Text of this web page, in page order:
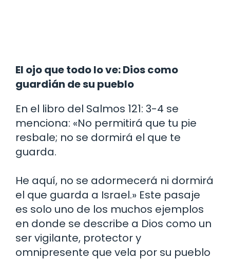
El ojo que todo lo ve: Dios como
guardián de su pueblo
En el libro del Salmos 121: 3-4 se
menciona: «No permitirá que tu pie
resbale; no se dormirá el que te
guarda.
He aquí, no se adormecerá ni dormirá
el que guarda a Israel.» Este pasaje
es solo uno de los muchos ejemplos
en donde se describe a Dios como un
ser vigilante, protector y
omnipresente que vela por su pueblo